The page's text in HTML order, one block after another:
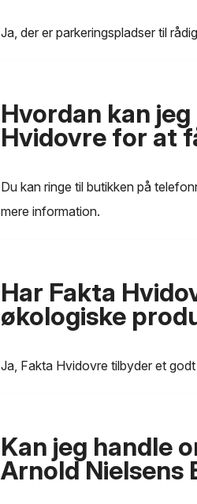
Ja, der er parkeringspladser til
Hvordan kan
Hvidovre for at
Du kan ringe til butikken på
mere information.
Har Fakta
økologiske
Ja, Fakta Hvidovre tilbyder et
Kan jeg handle
Arnold Nielsens